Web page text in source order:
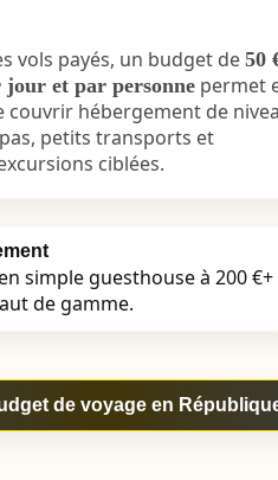
vols payés, un budget de50
jour et par personne permet
couvrir hébergement de
petits transports et
ciblées.
simple guesthouse à 200 €+
de gamme.
de voyage en